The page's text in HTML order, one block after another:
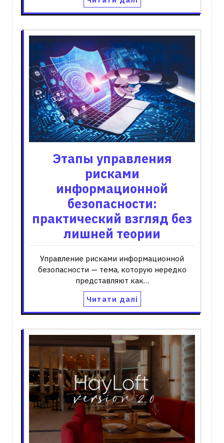
Этапы управления
рисками
информационной
безопасности:
практический взгляд без
лишней теории
Управление рисками информационной
безопасности — тема, которую нередко
представляют как…
Читати далі